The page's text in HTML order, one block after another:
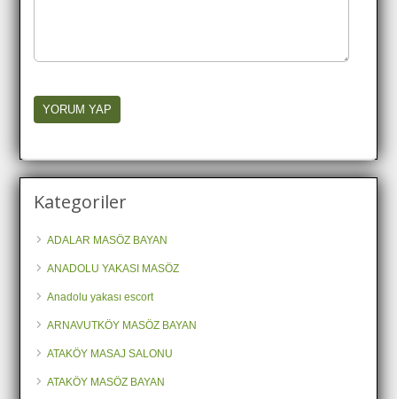
Kategoriler
ADALAR MASÖZ BAYAN
ANADOLU YAKASI MASÖZ
Anadolu yakası escort
ARNAVUTKÖY MASÖZ BAYAN
ATAKÖY MASAJ SALONU
ATAKÖY MASÖZ BAYAN